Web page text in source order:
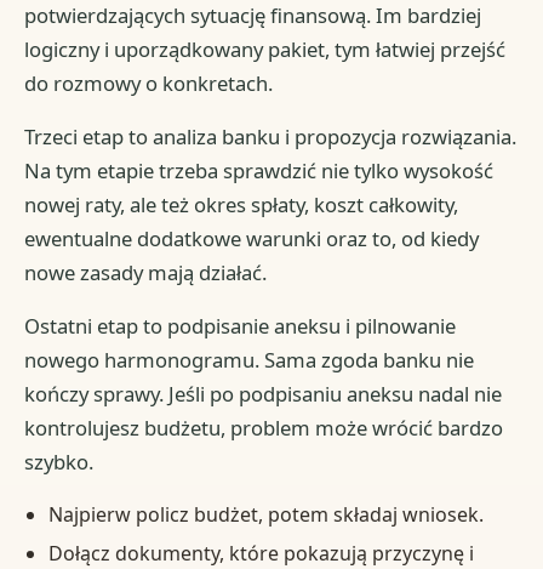
potwierdzających sytuację finansową. Im bardziej
logiczny i uporządkowany pakiet, tym łatwiej przejść
do rozmowy o konkretach.
Trzeci etap to analiza banku i propozycja rozwiązania.
Na tym etapie trzeba sprawdzić nie tylko wysokość
nowej raty, ale też okres spłaty, koszt całkowity,
ewentualne dodatkowe warunki oraz to, od kiedy
nowe zasady mają działać.
Ostatni etap to podpisanie aneksu i pilnowanie
nowego harmonogramu. Sama zgoda banku nie
kończy sprawy. Jeśli po podpisaniu aneksu nadal nie
kontrolujesz budżetu, problem może wrócić bardzo
szybko.
Najpierw policz budżet, potem składaj wniosek.
Dołącz dokumenty, które pokazują przyczynę i